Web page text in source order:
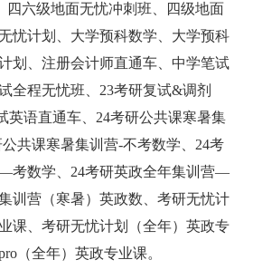
四六级地面无忧冲刺班、四级地面
忧计划、大学预科数学、大学预科
划、注册会计师直通车、中学笔试
全程无忧班、23考研复试&调剂
英语直通车、24考研公共课寒暑集
共课寒暑集训营-不考数学、24考
考数学、24考研英政全年集训营—
训营（寒暑）英政数、考研无忧计
课、考研无忧计划（全年）英政专
（全年）英政专业课。